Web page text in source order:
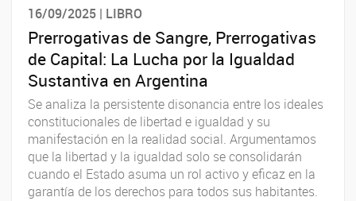
16/09/2025 | LIBRO
Prerrogativas de Sangre, Prerrogativas
de Capital: La Lucha por la Igualdad
Sustantiva en Argentina
Se analiza la persistente disonancia entre los ideales
constitucionales de libertad e igualdad y su
manifestación en la realidad social. Argumentamos
que la libertad y la igualdad solo se consolidarán
cuando el Estado asuma un rol activo y eficaz en la
garantía de los derechos para todos sus habitantes.